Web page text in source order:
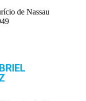
de Nassau